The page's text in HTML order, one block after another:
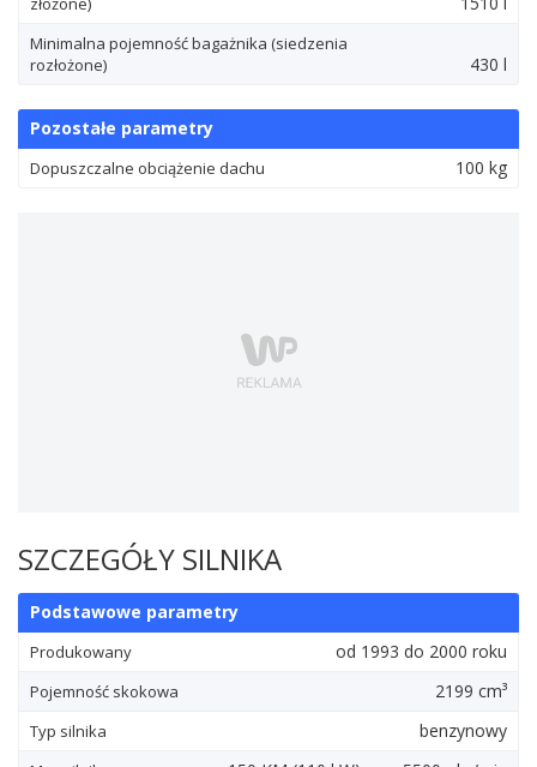
Minimalna pojemność bagażnika (siedzenia
rozłożone)
430 l
Pozostałe parametry
Dopuszczalne obciążenie dachu 100 kg
SZCZEGÓŁY SILNIKA
Podstawowe parametry
Produkowany od 1993 do 2000 roku
Pojemność skokowa 2199 cm³
Typ silnika benzynowy